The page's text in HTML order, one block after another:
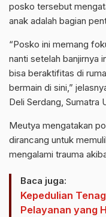
posko tersebut
anak adalah bagian
“Posko ini memang
nanti setelah banjirnya
bisa beraktifitas di
bermain di sini,”
Deli Serdang, Sumatra
Meutya mengatakan
dirancang untuk
mengalami trauma
Baca juga:
Kepedulian
Pelayanan yang